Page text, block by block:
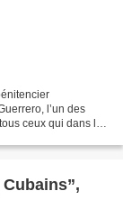
l’un des
ceux qui dans le